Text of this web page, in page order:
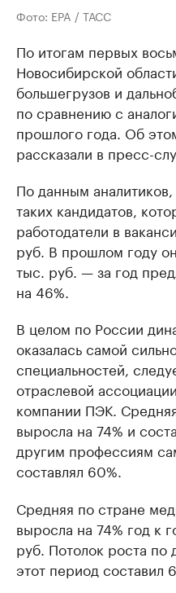
Фото: EPA / ТАСС
По итогам первых
Новосибирской
большегрузов и
по сравнению с
прошлого года. Об
рассказали в пресс-
По данным
таких кандидатов,
работодатели в
руб. В прошлом году
тыс. руб. — за год
на 46%.
В целом по России
оказалась самой
специальностей,
отраслевой
компании ПЭК.
выросла на 74% и
другим профессиям
составлял 60%.
Средняя по стране
выросла на 74% год к
руб. Потолок роста
этот период составил